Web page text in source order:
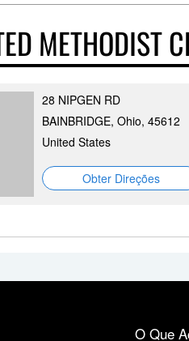
METHODIST
28 NIPGEN RD
BAINBRIDGE, Ohio, 45612
United States
Obter Direções
O Que